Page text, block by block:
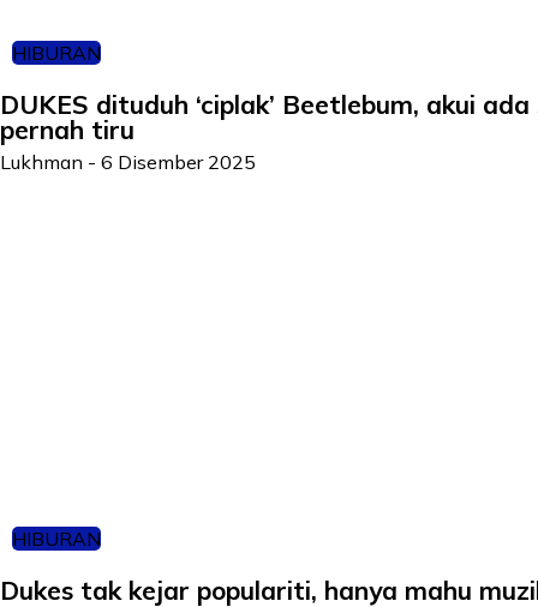
HIBURAN
DUKES dituduh ‘ciplak’ Beetlebum, akui
pernah tiru
Lukhman - 6 Disember 2025
HIBURAN
Dukes tak kejar populariti, hanya mahu